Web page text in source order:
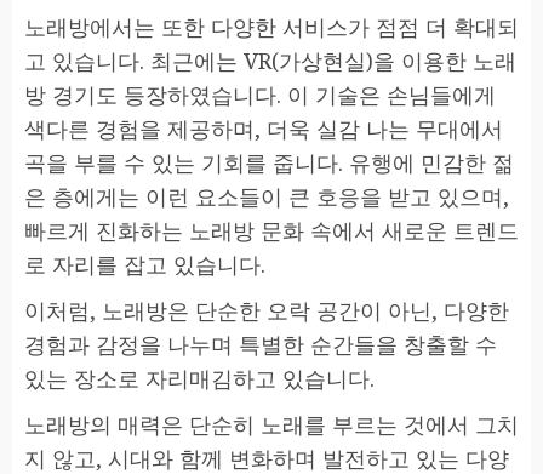
노래방에서는 또한 다양한 서비스가 점점 더 확대되
고 있습니다. 최근에는 VR(가상현실)을 이용한 노래
방 경기도 등장하였습니다. 이 기술은 손님들에게
색다른 경험을 제공하며, 더욱 실감 나는 무대에서
곡을 부를 수 있는 기회를 줍니다. 유행에 민감한 젊
은 층에게는 이런 요소들이 큰 호응을 받고 있으며,
빠르게 진화하는 노래방 문화 속에서 새로운 트렌드
로 자리를 잡고 있습니다.
이처럼, 노래방은 단순한 오락 공간이 아닌, 다양한
경험과 감정을 나누며 특별한 순간들을 창출할 수
있는 장소로 자리매김하고 있습니다.
노래방의 매력은 단순히 노래를 부르는 것에서 그치
지 않고, 시대와 함께 변화하며 발전하고 있는 다양